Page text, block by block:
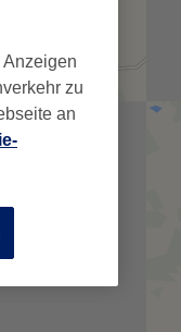
zu
an